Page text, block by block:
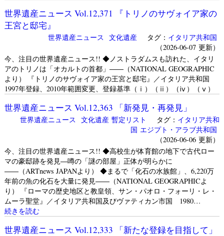
世界遺産ニュース Vol.12,371 『トリノのサヴォイア家の
王宮と邸宅』
世界遺産ニュース 文化遺産タグ： イタリア共和国
（2026-06-07 更新）
今、注目の世界遺産ニュース!! ◆ノストラダムスも訪れた、イタリ
アのトリノは「オカルトの首都」――（NATIONAL GEOGRAPHIC
より） 『トリノのサヴォイア家の王宮と邸宅』／イタリア共和国
1997年登録、2010年範囲変更、登録基準（ⅰ）（ⅱ）（ⅳ）（ⅴ）
世界遺産ニュース Vol.12,363 「新発見・再発見」
世界遺産ニュース 文化遺産 暫定リスト タグ： イタリア共和
国 エジプト・アラブ共和国
（2026-06-06 更新）
今、注目の世界遺産ニュース!! ◆高校生が体育館の地下で古代ロー
マの豪邸跡を発見―噂の「謎の部屋」正体が明らかに
――（ARTnews JAPANより） ◆まるで「化石の水族館」、6,220万
年前の魚の化石を大量に発見――（NATIONAL GEOGRAPHICよ
り） 『ローマの歴史地区と教皇領、サン・パオロ・フォーリ・レ・
ムーラ聖堂』／イタリア共和国及びヴァティカン市国 1980…
続きを読む
世界遺産ニュース Vol.12,333 「新たな登録を目指して」